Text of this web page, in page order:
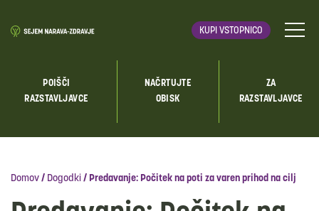
KUPI VSTOPNICO
POIŠČI
RAZSTAVLJAVCE
NAČRTUJTE
OBISK
ZA
RAZSTAVLJAVCE
Domov / Dogodki / Predavanje: Počitek na poti za varen prihod na cilj